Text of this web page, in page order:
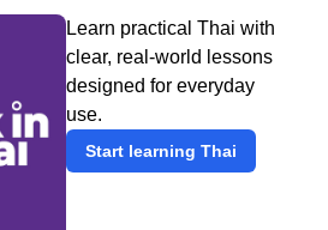
Learn practical Thai with
clear, real-world lessons
designed for everyday
use.
Start learning Thai